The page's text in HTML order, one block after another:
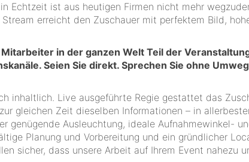
Echtzeit ist aus heutigen Firmen nicht mehr
Stream erreicht den Zuschauer mit perfektem Bild,
Mitarbeiter in der ganzen Welt Teil der
Seien Sie direkt. Sprechen Sie ohne
inhaltlich. Live ausgeführte Regie gestattet das
gleichen Zeit dieselben Informationen – in
genügende Ausleuchtung, ideale Aufnahmewinkel-
Planung und Vorbereitung und ein gründlicher
sicher, dass unsere Arbeit auf Ihrem Event nahezu